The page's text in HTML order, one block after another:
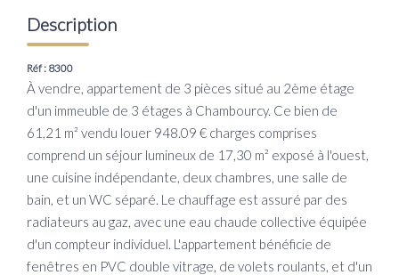
Description
Réf : 8300
À vendre, appartement de 3 pièces situé au 2ème étage
d'un immeuble de 3 étages à Chambourcy. Ce bien de
61,21 m² vendu louer 948.09 € charges comprises
comprend un séjour lumineux de 17,30 m² exposé à l'ouest,
une cuisine indépendante, deux chambres, une salle de
bain, et un WC séparé. Le chauffage est assuré par des
radiateurs au gaz, avec une eau chaude collective équipée
d'un compteur individuel. L'appartement bénéficie de
fenêtres en PVC double vitrage, de volets roulants, et d'un